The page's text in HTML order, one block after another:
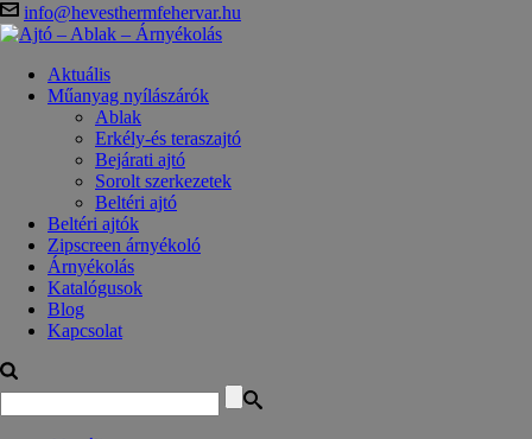
info@hevesthermfehervar.hu
Aktuális
Műanyag nyílászárók
Ablak
Erkély-és teraszajtó
Bejárati ajtó
Sorolt szerkezetek
Beltéri ajtó
Beltéri ajtók
Zipscreen árnyékoló
Árnyékolás
Katalógusok
Blog
Kapcsolat